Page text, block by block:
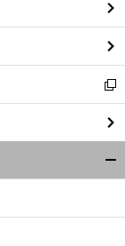
ド
ウ
で
開
く
新
し
い
ウ
ィ
ン
ウ